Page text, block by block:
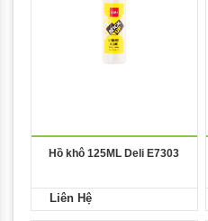
Hồ khô 125ML Deli E7303
Liên Hệ